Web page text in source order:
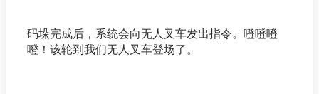
码垛完成后，系统会向无人叉车发出指令。噔噔噔
噔！该轮到我们无人叉车登场了。